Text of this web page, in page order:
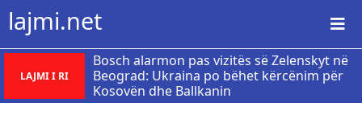
lajmi.net
LAJMI I RI
Bosch alarmon pas vizitës së Zelenskyt në
Beograd: Ukraina po bëhet kërcënim për
Kosovën dhe Ballkanin